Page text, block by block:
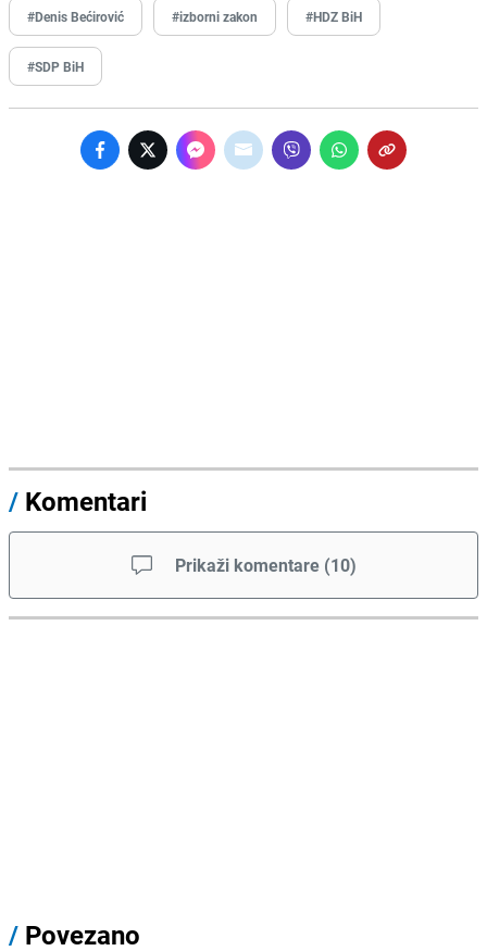
#Denis Bećirović #izborni zakon #HDZ BiH
#SDP BiH
/ Komentari
Prikaži komentare (10)
/ Povezano